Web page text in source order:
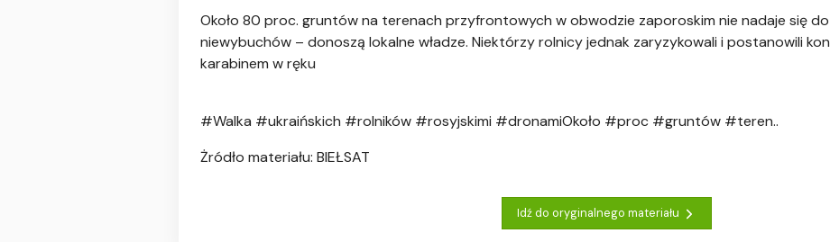
Około 80 proc. gruntów na terenach przyfrontowych w obwodzie zaporoskim nie nadaje się
niewybuchów – donoszą lokalne władze. Niektórzy rolnicy jednak zaryzykowali i postanowili
karabinem w ręku
#Walka #ukraińskich #rolników #rosyjskimi #dronamiOkoło #proc #gruntów #teren..
Żródło materiału: BIEŁSAT
Idź do oryginalnego materiału